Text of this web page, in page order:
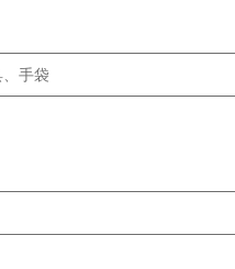
手袋